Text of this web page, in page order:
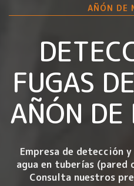
AÑÓN DE
FUGAS
AÑÓN DE
Empresa de detección
agua en tuberías (pared
Consulta nuestros